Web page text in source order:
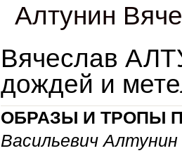
Алтунин
Вячеслав
дождей и
ОБРАЗЫ И ТРОПЫ
Васильевич Алтунин